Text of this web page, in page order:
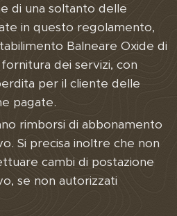
di una soltanto delle
in questo regolamento,
Balneare Oxide di
dei servizi, con
per il cliente delle
pagate.
rimborsi di abbonamento
Si precisa inoltre che non
cambi di postazione
se non autorizzati